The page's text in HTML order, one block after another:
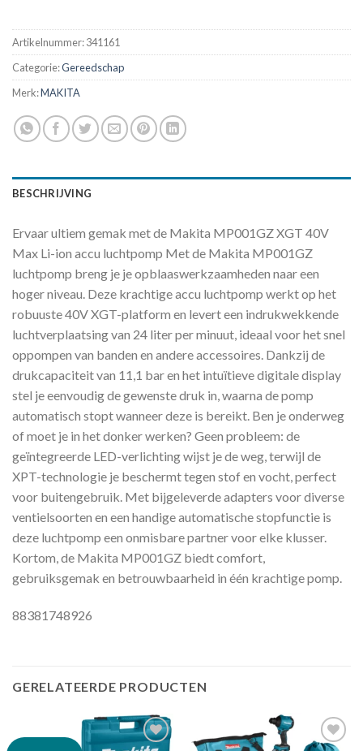
Artikelnummer:341161
Categorie:Gereedschap
Merk:MAKITA
BESCHRIJVING
Ervaar ultiem gemak met de Makita MP001GZ XGT 40V
Max Li-ion accu luchtpomp Met de Makita MP001GZ
luchtpomp breng je je opblaaswerkzaamheden naar een
hoger niveau. Deze krachtige accu luchtpomp werkt op het
robuuste 40V XGT-platform en levert een indrukwekkende
luchtverplaatsing van 24 liter per minuut, ideaal voor het snel
oppompen van banden en andere accessoires. Dankzij de
drukcapaciteit van 11,1 bar en het intuïtieve digitale display
stel je eenvoudig de gewenste druk in, waarna de pomp
automatisch stopt wanneer deze is bereikt. Ben je onderweg
of moet je in het donker werken? Geen probleem: de
geïntegreerde LED-verlichting wijst je de weg, terwijl de
XPT-technologie je beschermt tegen stof en vocht, perfect
voor buitengebruik. Met bijgeleverde adapters voor diverse
ventielsoorten en een handige automatische stopfunctie is
deze luchtpomp een onmisbare partner voor elke klusser.
Kortom, de Makita MP001GZ biedt comfort,
gebruiksgemak en betrouwbaarheid in één krachtige pomp.
88381748926
GERELATEERDE PRODUCTEN